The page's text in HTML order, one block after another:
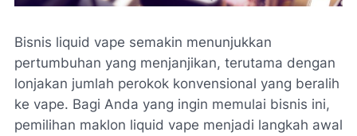
Bisnis liquid vape semakin menunjukkan
pertumbuhan yang menjanjikan, terutama dengan
lonjakan jumlah perokok konvensional yang beralih
ke vape. Bagi Anda yang ingin memulai bisnis ini,
pemilihan maklon liquid vape menjadi langkah awal